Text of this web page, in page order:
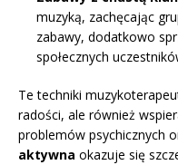
muzyką, zachęcając
zabawy, dodatkowo
społecznych
Te techniki
radości, ale również
problemów psychicznych
aktywna okazuje się